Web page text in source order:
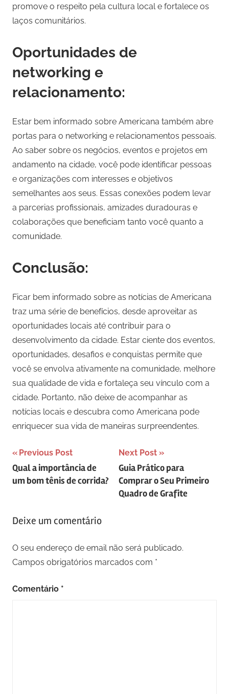
promove o respeito pela cultura local e fortalece os
laços comunitários.
Oportunidades de
networking e
relacionamento:
Estar bem informado sobre Americana também abre
portas para o networking e relacionamentos pessoais.
Ao saber sobre os negócios, eventos e projetos em
andamento na cidade, você pode identificar pessoas
e organizações com interesses e objetivos
semelhantes aos seus. Essas conexões podem levar
a parcerias profissionais, amizades duradouras e
colaborações que beneficiam tanto você quanto a
comunidade.
Conclusão:
Ficar bem informado sobre as notícias de Americana
traz uma série de benefícios, desde aproveitar as
oportunidades locais até contribuir para o
desenvolvimento da cidade. Estar ciente dos eventos,
oportunidades, desafios e conquistas permite que
você se envolva ativamente na comunidade, melhore
sua qualidade de vida e fortaleça seu vínculo com a
cidade. Portanto, não deixe de acompanhar as
notícias locais e descubra como Americana pode
enriquecer sua vida de maneiras surpreendentes.
Navegação
de
Previous Post
Qual a importância de
um bom tênis de corrida?
Next Post
Guia Prático para
Comprar o Seu Primeiro
Quadro de Grafite
Deixe um comentário
O seu endereço de email não será publicado.
Campos obrigatórios marcados com *
Comentário *